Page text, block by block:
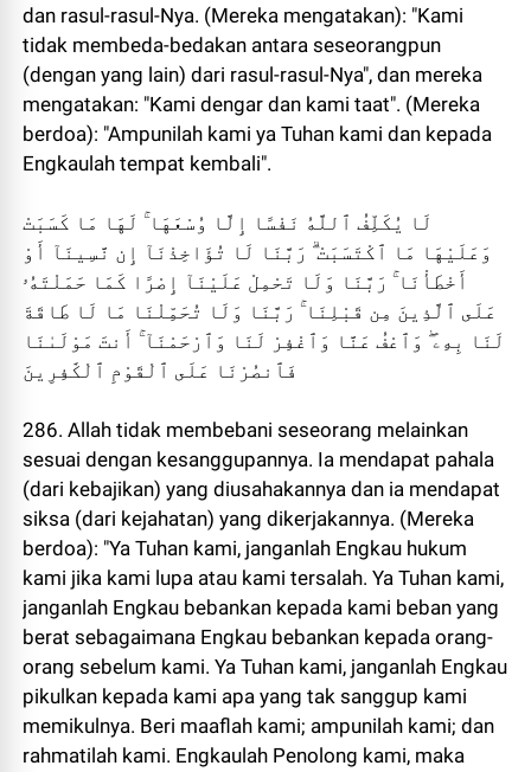
dan rasul-rasul-Nya. (Mereka mengatakan): "Kami
tidak membeda-bedakan antara seseorangpun
(dengan yang lain) dari rasul-rasul-Nya", dan mereka
mengatakan: "Kami dengar dan kami taat". (Mereka
berdoa): "Ampunilah kami ya Tuhan kami dan kepada
Engkaulah tempat kembali".
لَا يُكَلِّفُ ٱللَّهُ نَفْسًا إِلَّا وُسْعَهَا ۚ لَهَا مَا كَسَبَتْ
وَعَلَيْهَا مَا ٱكْتَسَبَتْ ۗ رَبَّنَا لَا تُؤَاخِذْنَآ إِن نَّسِينَآ أَوْ
أَخْطَأْنَا ۚ رَبَّنَا وَلَا تَحْمِلْ عَلَيْنَآ إِصْرًا كَمَا حَمَلْتَهُۥ
عَلَى ٱلَّذِينَ مِن قَبْلِنَا ۚ رَبَّنَا وَلَا تُحَمِّلْنَا مَا لَا طَاقَةَ
لَنَا بِهِۦ ۖ وَٱعْفُ عَنَّا وَٱغْفِرْ لَنَا وَٱرْحَمْنَآ ۚ أَنتَ مَوْلَىٰنَا
فَٱنصُرْنَا عَلَى ٱلْقَوْمِ ٱلْكَٰفِرِينَ
286. Allah tidak membebani seseorang melainkan
sesuai dengan kesanggupannya. Ia mendapat pahala
(dari kebajikan) yang diusahakannya dan ia mendapat
siksa (dari kejahatan) yang dikerjakannya. (Mereka
berdoa): "Ya Tuhan kami, janganlah Engkau hukum
kami jika kami lupa atau kami tersalah. Ya Tuhan kami,
janganlah Engkau bebankan kepada kami beban yang
berat sebagaimana Engkau bebankan kepada orang-
orang sebelum kami. Ya Tuhan kami, janganlah Engkau
pikulkan kepada kami apa yang tak sanggup kami
memikulnya. Beri maaflah kami; ampunilah kami; dan
rahmatilah kami. Engkaulah Penolong kami, maka